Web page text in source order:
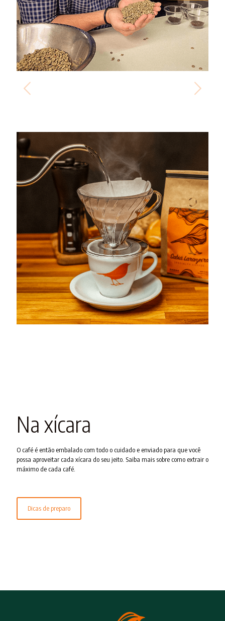
Na xícara
O café é então embalado com todo o cuidado e enviado para que você
possa aproveitar cada xícara do seu jeito. Saiba mais sobre como extrair o
máximo de cada café.
Dicas de preparo